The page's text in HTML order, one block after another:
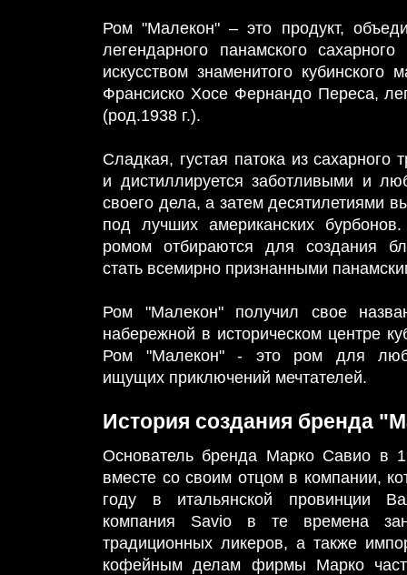
Ром "Малекон" – это продукт,
легендарного панамского
искусством знаменитого кубинского
Франсиско Хосе Фернандо Переса,
(род.1938 г.).
Сладкая, густая патока из сахарного
и дистиллируется заботливыми и
своего дела, а затем десятилетиями
под лучших американских
ромом отбираются для создания
стать всемирно признанными
Ром "Малекон" получил свое
набережной в историческом центре
Ром "Малекон" - это ром для
ищущих приключений мечтателей.
История создания бренда
Основатель бренда Марко Савио в
вместе со своим отцом в компании,
году в итальянской провинции
компания Savio в те времена
традиционных ликеров, а также
кофейным делам фирмы Марко